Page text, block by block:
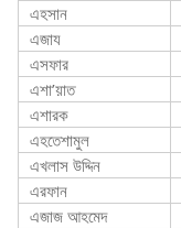
এহসান
এজায
এসফার
এশা’য়াত
এশারক
এহতেশামুল
এখলাস উদ্দিন
এরফান
এজাজ আহমেদ